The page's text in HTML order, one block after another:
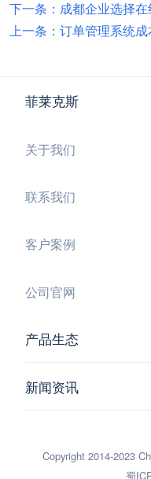
下一条：成都企业选择
上一条：订单管理系统
菲莱克斯
关于我们
联系我们
客户案例
公司官网
产品生态
新闻资讯
Copyright 2014-2023
蜀